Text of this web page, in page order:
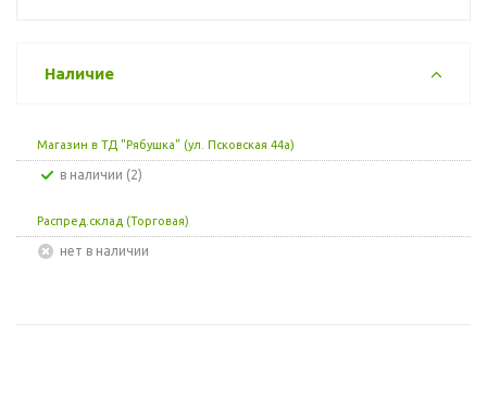
Наличие
Магазин в ТД "Рябушка" (ул. Псковская 44а)
В наличии (2)
Распред.склад (Торговая)
Нет в наличии